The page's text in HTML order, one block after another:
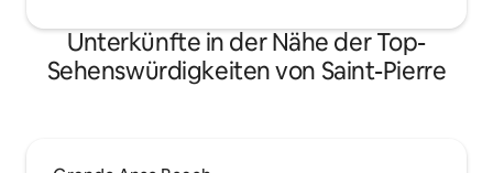
Unterkünfte in der Nähe der Top-
Sehenswürdigkeiten von Saint-Pierre